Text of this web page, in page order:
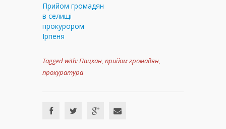
Прийом громадян
в селищі
прокурором
Ірпеня
Tagged with:Пацкан, прийом громадян,
прокуратура